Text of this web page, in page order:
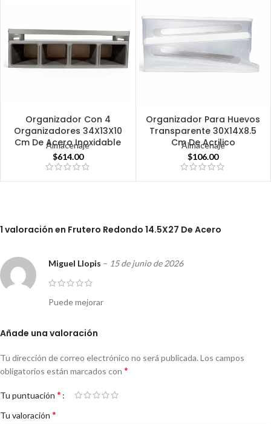
Organizador Con 4
Organizadores 34X13X10
Cm De Acero Inoxidable
Almacenaje
$614.00
Organizador Para Huevos
Transparente 30X14X8.5
Cm De Acrilico
Almacenaje
$106.00
1 valoración en Frutero Redondo 14.5X27 De Acero
Miguel Llopis – 15 de junio de 2026
Puede mejorar
Añade una valoración
Tu dirección de correo electrónico no será publicada. Los campos
obligatorios están marcados con *
Tu puntuación *
Tu valoración *